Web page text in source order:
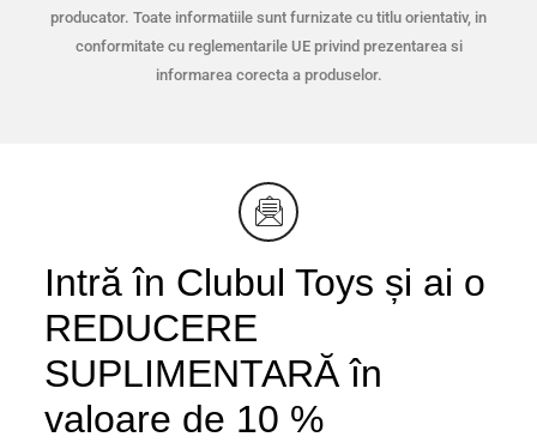
producator. Toate informatiile sunt furnizate cu titlu orientativ, in
conformitate cu reglementarile UE privind prezentarea si
informarea corecta a produselor.
Intră în Clubul Toys și ai o
REDUCERE
SUPLIMENTARĂ în
valoare de 10 %